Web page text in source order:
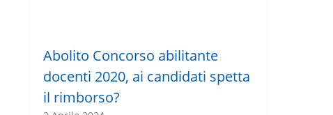
Abolito Concorso abilitante
docenti 2020, ai candidati spetta
il rimborso?